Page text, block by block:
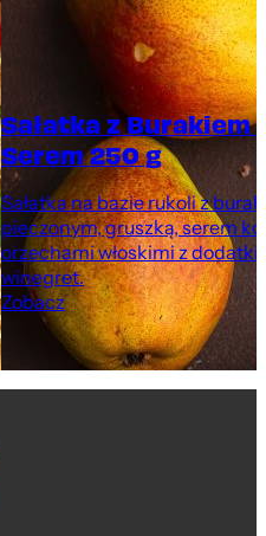
Sałatka z Burakiem
Serem 250 g
Sałatka na bazie rukoli z
pieczonym, gruszką, serem
orzechami włoskimi z
winegret.
Zobacz